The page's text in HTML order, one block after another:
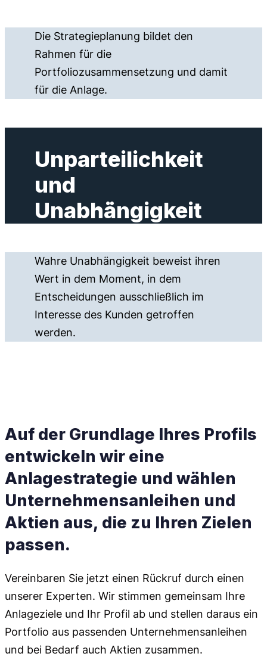
Die Strategieplanung bildet den
Rahmen für die
Portfoliozusammensetzung und damit
für die Anlage.
Unparteilichkeit
und
Unabhängigkeit
Wahre Unabhängigkeit beweist ihren
Wert in dem Moment, in dem
Entscheidungen ausschließlich im
Interesse des Kunden getroffen
werden.
Auf der Grundlage Ihres Profils
entwickeln wir eine
Anlagestrategie und wählen
Unternehmensanleihen und
Aktien aus, die zu Ihren Zielen
passen.
Vereinbaren Sie jetzt einen Rückruf durch einen
unserer Experten. Wir stimmen gemeinsam Ihre
Anlageziele und Ihr Profil ab und stellen daraus ein
Portfolio aus passenden Unternehmensanleihen
und bei Bedarf auch Aktien zusammen.